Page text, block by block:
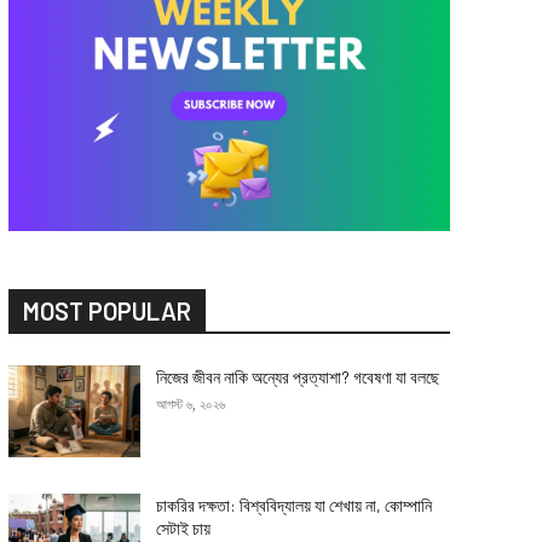
MOST POPULAR
নিজের জীবন নাকি অন্যের প্রত্যাশা? গবেষণা যা বলছে
আগস্ট ৬, ২০২৬
চাকরির দক্ষতা: বিশ্ববিদ্যালয় যা শেখায় না, কোম্পানি
সেটাই চায়